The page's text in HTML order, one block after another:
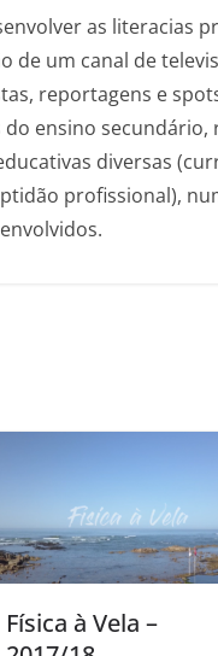
as literacias
de um canal de
reportagens e
ensino
diversas
profissional),
Física à Vela –